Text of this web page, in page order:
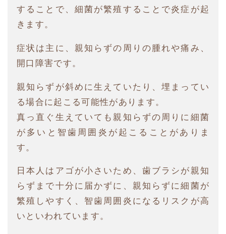
することで、細菌が繁殖することで炎症が起
きます。
症状は主に、親知らずの周りの腫れや痛み、
開口障害です。
親知らずが斜めに生えていたり、埋まってい
る場合に起こる可能性があります。
真っ直ぐ生えていても親知らずの周りに細菌
が多いと智歯周囲炎が起こることがありま
す。
日本人はアゴが小さいため、歯ブラシが親知
らずまで十分に届かずに、親知らずに細菌が
繁殖しやすく、智歯周囲炎になるリスクが高
いといわれています。